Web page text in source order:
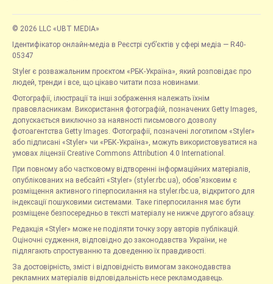
© 2026 LLC «UBT MEDIA»
Ідентифікатор онлайн-медіа в Реєстрі суб’єктів у сфері медіа — R40-
05347
Styler є розважальним проєктом «РБК-Україна», який розповідає про
людей, тренди і все, що цікаво читати поза новинами.
Фотографії, ілюстрації та інші зображення належать їхнім
правовласникам. Використання фотографій, позначених Getty Images,
допускається виключно за наявності письмового дозволу
фотоагентства Getty Images. Фотографії, позначені логотипом «Styler»
або підписані «Styler» чи «РБК-Україна», можуть використовуватися на
умовах ліцензії Creative Commons Attribution 4.0 International.
При повному або частковому відтворенні інформаційних матеріалів,
опублікованих на вебсайті «Styler» (styler.rbc.ua), обов'язковим є
розміщення активного гіперпосилання на styler.rbc.ua, відкритого для
індексації пошуковими системами. Таке гіперпосилання має бути
розміщене безпосередньо в тексті матеріалу не нижче другого абзацу.
Редакція «Styler» може не поділяти точку зору авторів публікацій.
Оціночні судження, відповідно до законодавства України, не
підлягають спростуванню та доведенню їх правдивості.
За достовірність, зміст і відповідність вимогам законодавства
рекламних матеріалів відповідальність несе рекламодавець.